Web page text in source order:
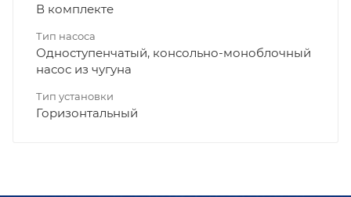
В комплекте
Тип насоса
Одноступенчатый, консольно-моноблочный
насос из чугуна
Тип установки
Горизонтальный